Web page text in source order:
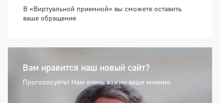
В «Виртуальной приемной» вы сможете оставить
ваше обращение
Вам нравится наш новый сайт?
Проголосуйте! Нам очень важно ваше мнение.